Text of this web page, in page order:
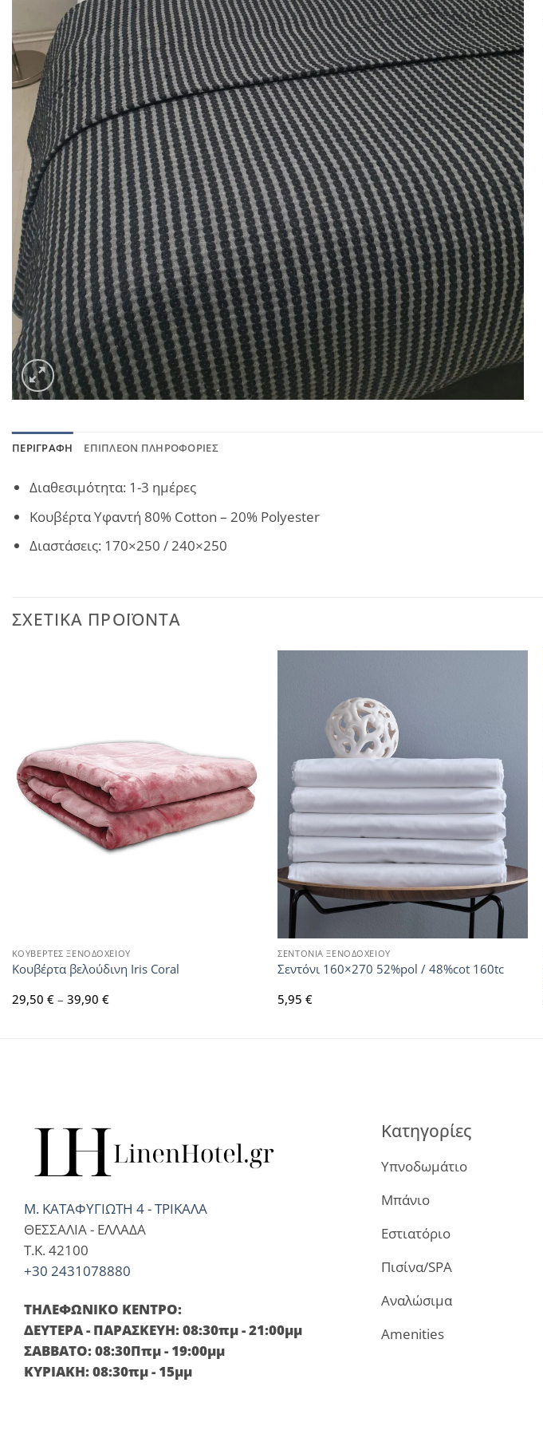
ΠΕΡΙΓΡΑΦΉ ΕΠΙΠΛΈΟΝ ΠΛΗΡΟΦΟΡΊΕΣ
Διαθεσιμότητα: 1-3 ημέρες
Κουβέρτα Υφαντή 80% Cotton – 20% Polyester
Διαστάσεις: 170×250 / 240×250
ΣΧΕΤΙΚΆ ΠΡΟΪΌΝΤΑ
ΚΟΥΒΕΡΤΕΣ ΞΕΝΟΔΟΧΕΙΟΥ
Κουβέρτα βελούδινη Iris Coral
29,50 € – 39,90 €Price
ΣΕΝΤΟΝΙΑ ΞΕΝΟΔΟΧΕΙΟΥ
Σεντόνι 160×270 52%pol / 48%cot 160tc
5,95€
Μ. ΚΑΤΑΦΥΓΙΩΤΗ 4 - ΤΡΙΚΑΛΑ
ΘΕΣΣΑΛΙΑ - ΕΛΛΑΔΑ
T.K. 42100
+30 2431078880
ΤΗΛΕΦΩΝΙΚΟ ΚΕΝΤΡΟ:
ΔΕΥΤΕΡΑ - ΠΑΡΑΣΚΕΥΗ: 08:30πμ - 21:00μμ
ΣΑΒΒΑΤΟ: 08:30Ππμ - 19:00μμ
ΚΥΡΙΑΚΗ: 08:30πμ - 15μμ
Κατηγορίες
Υπνοδωμάτιο
Μπάνιο
Εστιατόριο
Πισίνα/SPA
Αναλώσιμα
Amenities